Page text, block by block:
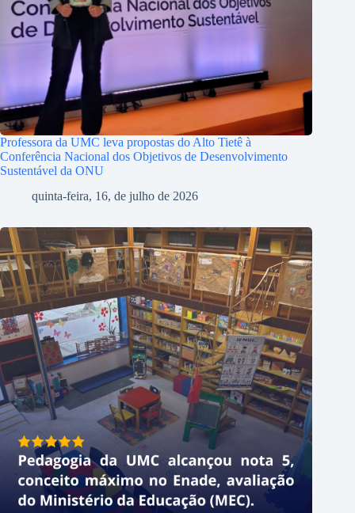
Professora da UMC leva propostas do Alto Tietê à
Conferência Nacional dos Objetivos de Desenvolvimento
Sustentável da ONU
quinta-feira, 16, de julho de 2026